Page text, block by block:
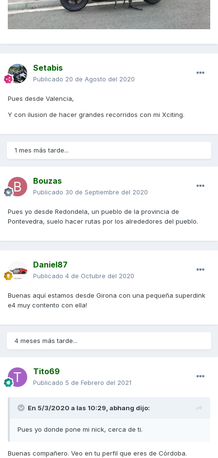
Setabis
Publicado 20 de Agosto del 2020
Pues desde Valencia,
Y con ilusion de hacer grandes recorridos con mi Xciting.
1 mes más tarde...
Bouzas
Publicado 30 de Septiembre del 2020
Pues yo desde Redondela, un pueblo de la provincia de
Pontevedra, suelo hacer rutas por los alrededores del pueblo.
Daniel87
Publicado 4 de Octubre del 2020
Buenas aquí estamos desde Girona con una pequeña superdink
e4 muy contento con ella!
4 meses más tarde...
Tito69
Publicado 5 de Febrero del 2021
En 5/3/2020 a las 10:29, abhang dijo:
Pues yo donde pone mi nick, cerca de ti.
Buenas compañero. Veo en tu perfil que eres de Córdoba.